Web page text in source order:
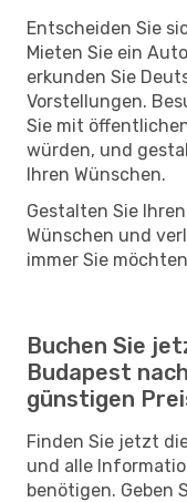
Entscheiden Sie
Mieten Sie ein
erkunden Sie
Vorstellungen.
Sie mit
würden, und
Ihren Wünschen.
Gestalten Sie
Wünschen und
immer Sie
Buchen Sie
Budapest
günstigen
Finden Sie jetzt
und alle
benötigen. Geben